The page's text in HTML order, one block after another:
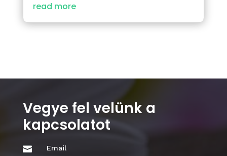
read more
Vegye fel velünk a
kapcsolatot
 Email